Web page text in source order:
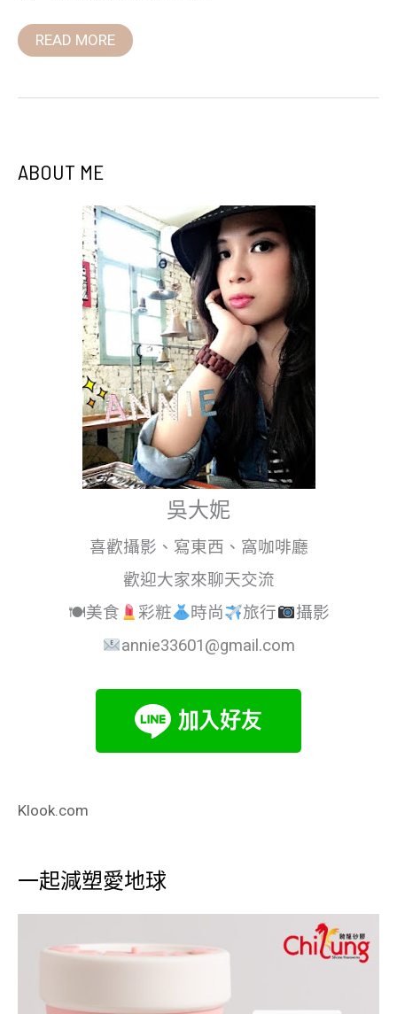
可
以
飽
READ MORE
ABOUT ME
吳大妮
喜歡攝影、寫東西、窩咖啡廳
歡迎大家來聊天交流
🍽美食
彩粧 時尚 旅行
攝影
annie33601@gmail.com
Klook.com
一起減塑愛地球